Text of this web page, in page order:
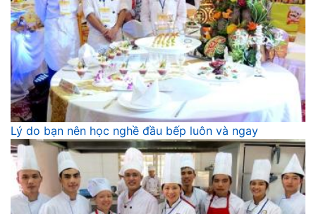
Lý do bạn nên học nghề đầu bếp luôn và ngay